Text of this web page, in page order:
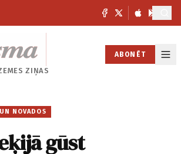
ZIŅAS
ABONĒT
NOVADOS
gūst